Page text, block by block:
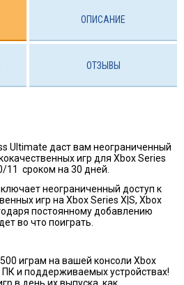
ОПИСАНИЕ
ОТЗЫВЫ
Ultimate даст вам неограниченный
игр для Xbox Series
11 сроком на 30 дней.
неограниченный доступ к
игр на Xbox Series X|S, Xbox
постоянному добавлению
во что поиграть.
играм на вашей консоли Xbox
ПК и поддерживаемых устройствах!
в день их выпуска, как